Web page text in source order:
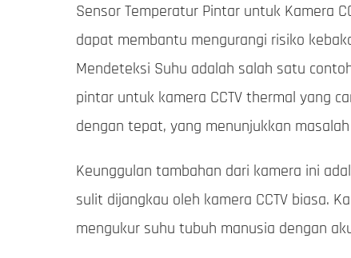
Sensor Temperatur Pintar untuk Kamera
dapat membantu mengurangi risiko
Mendeteksi Suhu adalah salah satu
pintar untuk kamera CCTV thermal yang
dengan tepat, yang menunjukkan
Keunggulan tambahan dari kamera ini
sulit dijangkau oleh kamera CCTV biasa.
mengukur suhu tubuh manusia dengan